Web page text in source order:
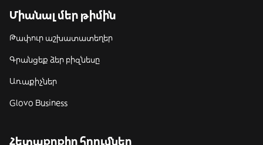
Միանալ մեր թիմին
Թափուր աշխատատեղեր
Գրանցեք ձեր բիզնեսը
Առաքիչներ
Glovo Business
Հետաքրքիր հղումներ